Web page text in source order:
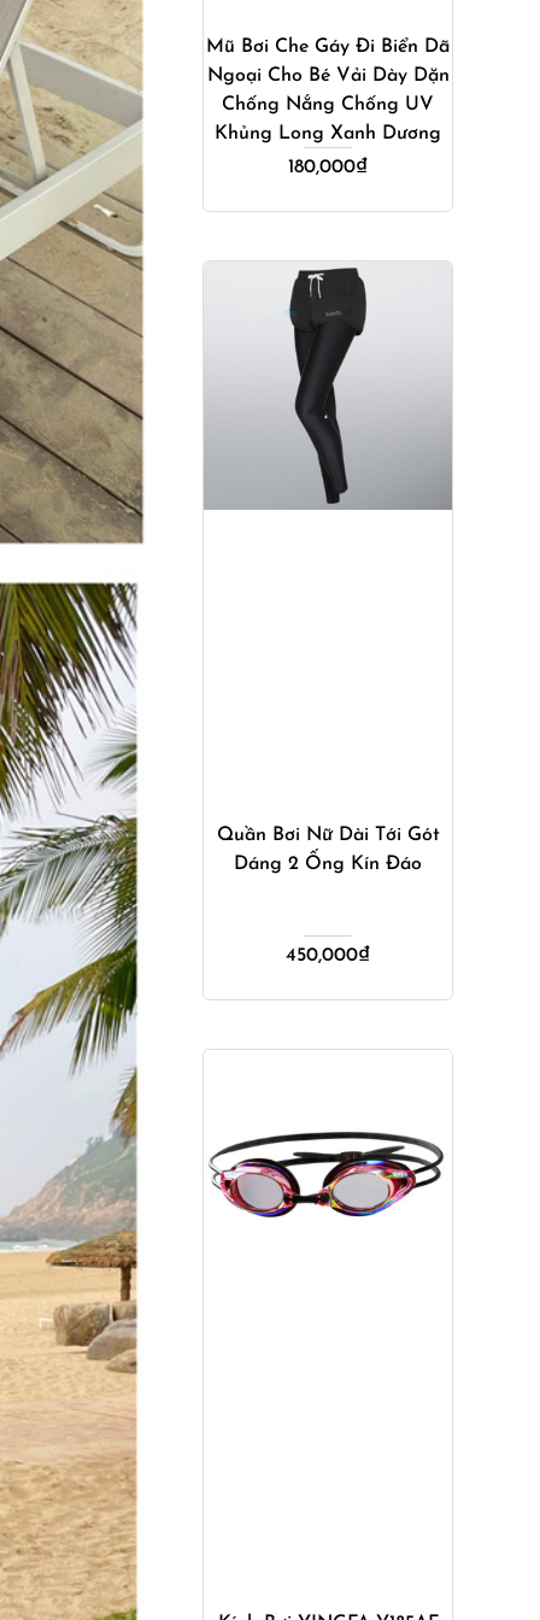
Mũ Bơi Che Gáy Đi Biển Dã
Ngoại Cho Bé Vải Dày Dặn
Chống Nắng Chống UV
Khủng Long Xanh Dương
180,000₫
Quần Bơi Nữ Dài Tới Gót
Dáng 2 Ống Kín Đáo
450,000₫